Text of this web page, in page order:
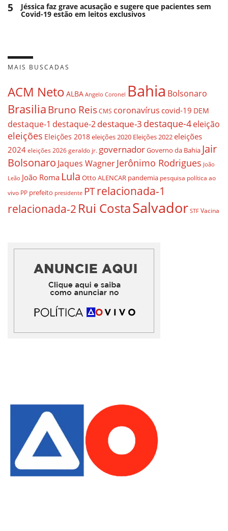
5 Jéssica faz grave acusação e sugere que pacientes sem
Covid-19 estão em leitos exclusivos
MAIS BUSCADAS
ACM Neto ALBA Angelo Coronel Bahia Bolsonaro
BrasiliaBruno ReisCMS coronavírus covid-19 DEM
destaque-1 destaque-2destaque-3 destaque-4eleição
eleições Eleições 2018eleições 2020 Eleições 2022eleições
2024 eleições 2026 geraldo jr. governadorGoverno da Bahia Jair
Bolsonaro Jaques WagnerJerônimo Rodrigues João
Leão João Roma Lula Otto ALENCAR pandemia pesquisa política ao
vivo PP prefeito presidente PTrelacionada-1
relacionada-2 Rui CostaSalvador STF Vacina